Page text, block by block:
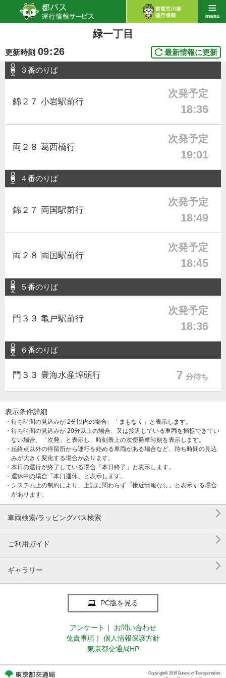
緑一丁目
更新時刻 09:26 最新情報に更新
３番のりば
錦２７ 小岩駅前行
次発予定
18:36
両２８ 葛西橋行
次発予定
19:01
４番のりば
錦２７ 両国駅前行
次発予定
18:49
両２８ 両国駅前行
次発予定
18:45
５番のりば
門３３ 亀戸駅前行
次発予定
18:36
６番のりば
門３３ 豊海水産埠頭行 7 分待ち
表示条件詳細
・待ち時間の見込みが 2分以内の場合、「まもなく」と表示します。
・待ち時間の見込みが 20分以上の場合、又は接近している車両を捕捉できてい
ない場合、「次発」と表示し、時刻表上の次便発車時刻を表示します。
・起終点以外の停留所から運行を始める車両がある場合など、待ち時間の見込
みが大きく変化する場合があります。
・本日の運行が終了している場合「本日終了」と表示します。
・運休中の場合「本日運休」と表示します。
・システム上の制約により、上記に関わらず「接近情報なし」と表示する場合
があります。
車両検索/ラッピングバス検索 
ご利用ガイド 
ギャラリー 
PC版を見る
アンケート ｜
お問い合わせ
免責事項 ｜
個人情報保護方針
東京都交通局HP
Copyright© 2015 Bureau of Transportation.